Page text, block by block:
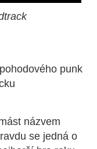
punk
názvem
se jedná o